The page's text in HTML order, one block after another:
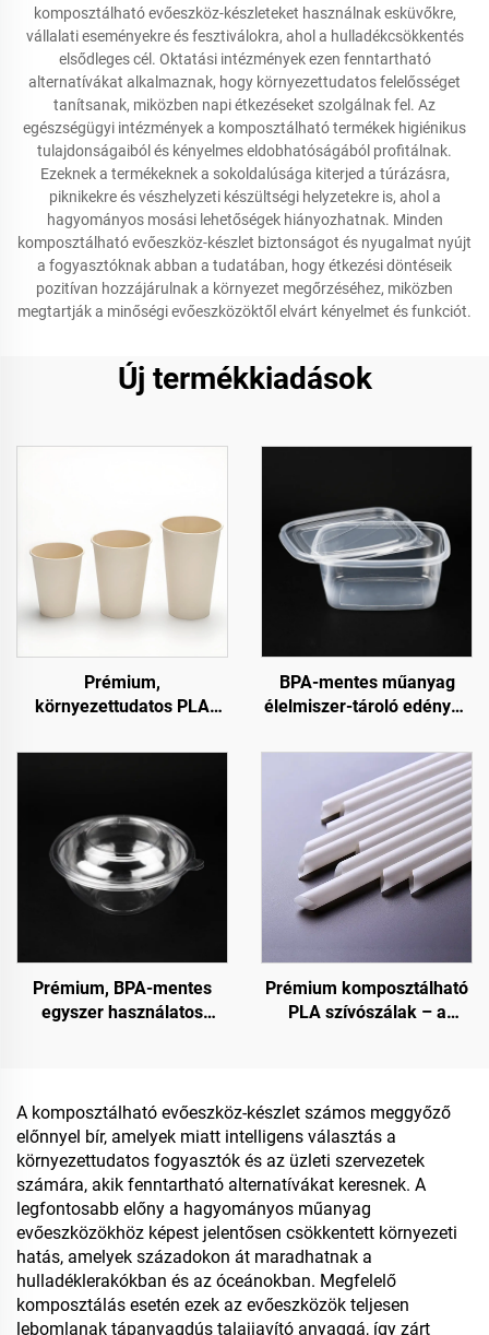
komposztálható evőeszköz-készleteket használnak esküvőkre,
vállalati eseményekre és fesztiválokra, ahol a hulladékcsökkentés
elsődleges cél. Oktatási intézmények ezen fenntartható
alternatívákat alkalmaznak, hogy környezettudatos felelősséget
tanítsanak, miközben napi étkezéseket szolgálnak fel. Az
egészségügyi intézmények a komposztálható termékek higiénikus
tulajdonságaiból és kényelmes eldobhatóságából profitálnak.
Ezeknek a termékeknek a sokoldalúsága kiterjed a túrázásra,
piknikekre és vészhelyzeti készültségi helyzetekre is, ahol a
hagyományos mosási lehetőségek hiányozhatnak. Minden
komposztálható evőeszköz-készlet biztonságot és nyugalmat nyújt
a fogyasztóknak abban a tudatában, hogy étkezési döntéseik
pozitívan hozzájárulnak a környezet megőrzéséhez, miközben
megtartják a minőségi evőeszközöktől elvárt kényelmet és funkciót.
Új termékkiadások
Prémium,
környezettudatos PLA
BPA-mentes műanyag
élelmiszer-tároló edények
élelmiszer-tárolásra
Prémium, BPA-mentes
egyszer használatos
Prémium komposztálható
PLA szívószálak – a
A komposztálható evőeszköz-készlet számos meggyőző
előnnyel bír, amelyek miatt intelligens választás a
környezettudatos fogyasztók és az üzleti szervezetek
számára, akik fenntartható alternatívákat keresnek. A
legfontosabb előny a hagyományos műanyag
evőeszközökhöz képest jelentősen csökkentett környezeti
hatás, amelyek századokon át maradhatnak a
hulladéklerakókban és az óceánokban. Megfelelő
komposztálás esetén ezek az evőeszközök teljesen
lebomlanak tápanyagdús talajjavító anyaggá, így zárt